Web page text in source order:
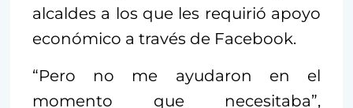
alcaldes a los que les requirió apoyo
económico a través de Facebook.
“Pero no me ayudaron en el
momento que necesitaba”,